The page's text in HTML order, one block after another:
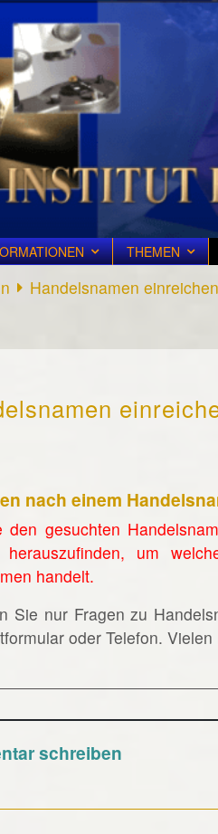
THEMEN
Handelsnamen einreichen
nach einem
den gesuchten
herauszufinden, um
handelt.
Sie nur Fragen zu
oder Telefon. Vielen
schreiben